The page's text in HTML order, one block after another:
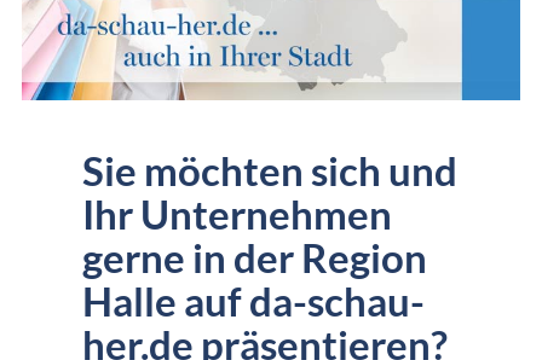
Sie möchten sich und
Ihr Unternehmen
gerne in der Region
Halle auf da-schau-
her.de präsentieren?